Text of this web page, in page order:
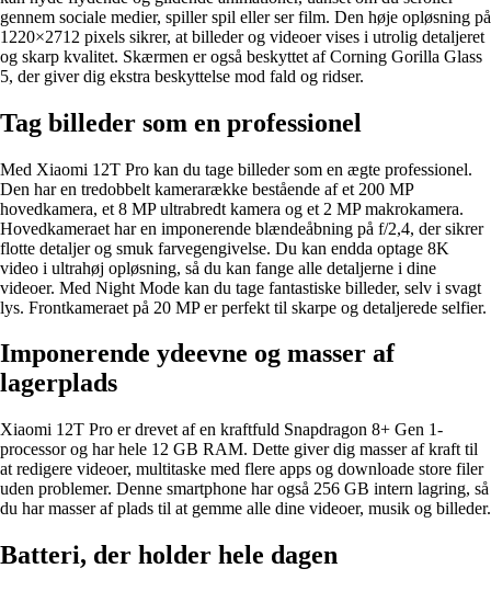
gennem sociale medier, spiller spil eller ser film. Den høje opløsning på
1220×2712 pixels sikrer, at billeder og videoer vises i utrolig detaljeret
og skarp kvalitet. Skærmen er også beskyttet af Corning Gorilla Glass
5, der giver dig ekstra beskyttelse mod fald og ridser.
Tag billeder som en professionel
Med Xiaomi 12T Pro kan du tage billeder som en ægte professionel.
Den har en tredobbelt kamerarække bestående af et 200 MP
hovedkamera, et 8 MP ultrabredt kamera og et 2 MP makrokamera.
Hovedkameraet har en imponerende blændeåbning på f/2,4, der sikrer
flotte detaljer og smuk farvegengivelse. Du kan endda optage 8K
video i ultrahøj opløsning, så du kan fange alle detaljerne i dine
videoer. Med Night Mode kan du tage fantastiske billeder, selv i svagt
lys. Frontkameraet på 20 MP er perfekt til skarpe og detaljerede selfier.
Imponerende ydeevne og masser af
lagerplads
Xiaomi 12T Pro er drevet af en kraftfuld Snapdragon 8+ Gen 1-
processor og har hele 12 GB RAM. Dette giver dig masser af kraft til
at redigere videoer, multitaske med flere apps og downloade store filer
uden problemer. Denne smartphone har også 256 GB intern lagring, så
du har masser af plads til at gemme alle dine videoer, musik og billeder.
Batteri, der holder hele dagen